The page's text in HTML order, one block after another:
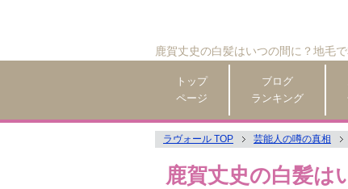
鹿賀丈史の白髪はいつの間に？地毛
トップ
ページ
ブログ
ランキング
ラヴォール TOP 芸能人の噂の真相
鹿賀丈史の白髪は